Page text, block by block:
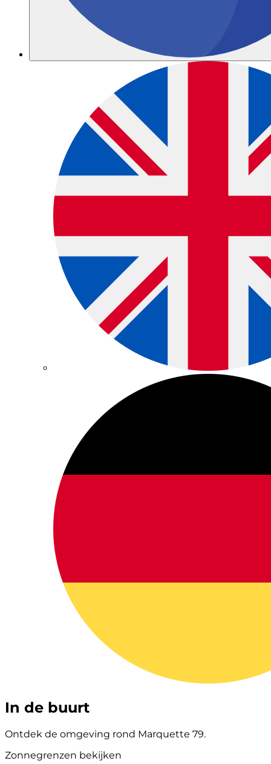
In de buurt
Ontdek de omgeving rond Marquette 79.
Zonnegrenzen bekijken